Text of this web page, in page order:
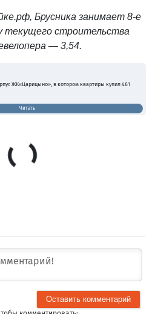
Брусника занимает 8-е
текущего строительства
— 3,54.
ЖК«Царицыно», в котором квартиры купил 461
Читать